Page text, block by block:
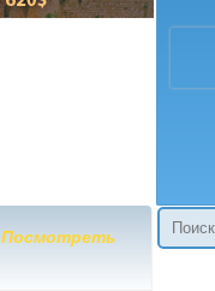
Посмотреть